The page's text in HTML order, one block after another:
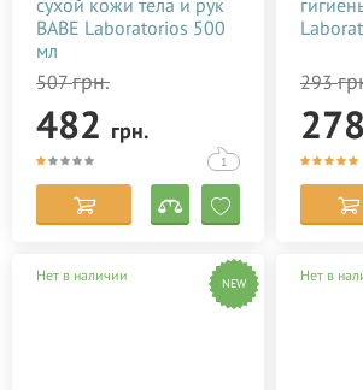
BABE Laboratorios 500
мл
507грн.
482 грн.
1
293
278
Нет в наличии NEW Нет в